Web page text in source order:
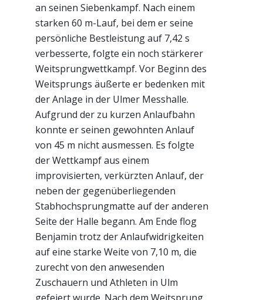
an seinen Siebenkampf. Nach einem
starken 60 m-Lauf, bei dem er seine
persönliche Bestleistung auf 7,42 s
verbesserte, folgte ein noch stärkerer
Weitsprungwettkampf. Vor Beginn des
Weitsprungs äußerte er bedenken mit
der Anlage in der Ulmer Messhalle.
Aufgrund der zu kurzen Anlaufbahn
konnte er seinen gewohnten Anlauf
von 45 m nicht ausmessen. Es folgte
der Wettkampf aus einem
improvisierten, verkürzten Anlauf, der
neben der gegenüberliegenden
Stabhochsprungmatte auf der anderen
Seite der Halle begann. Am Ende flog
Benjamin trotz der Anlaufwidrigkeiten
auf eine starke Weite von 7,10 m, die
zurecht von den anwesenden
Zuschauern und Athleten in Ulm